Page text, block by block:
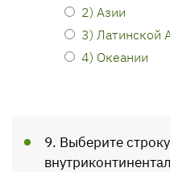
2) Азии
3) Латинской
4) Океании
9. Выберите